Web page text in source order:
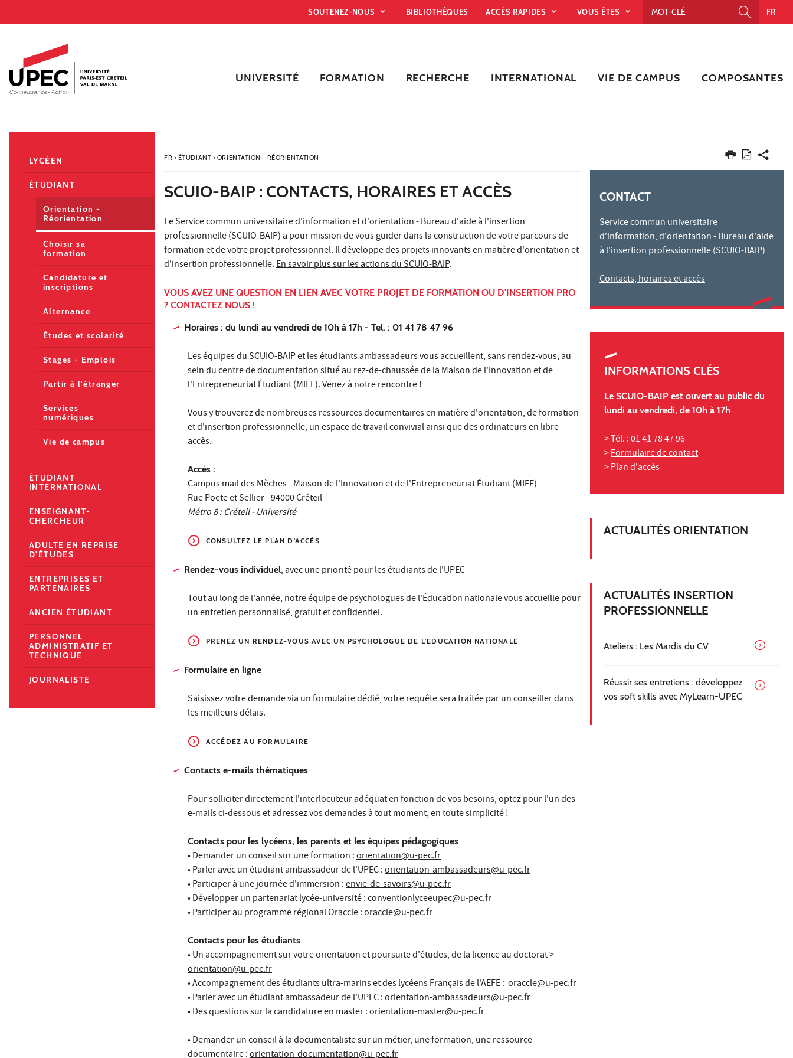
Accès directs
Recherche
Navigation secondaire
SOUTENEZ-NOUS BIBLIOTHÈQUES ACCÈS RAPIDES VOUS ÊTES FR
UNIVERSITÉ FORMATION RECHERCHE INTERNATIONAL VIE DE CAMPUS COMPOSANTES
FR › ÉTUDIANT › ORIENTATION - RÉORIENTATION
SCUIO-BAIP : CONTACTS, HORAIRES ET ACCÈS
Le Service commun universitaire d'information et d'orientation - Bureau d'aide à l'insertion
professionnelle (SCUIO-BAIP) a pour mission de vous guider dans la construction de votre parcours de
formation et de votre projet professionnel. Il développe des projets innovants en matière d'orientation et
d'insertion professionnelle.En savoir plus sur les actions du SCUIO-BAIP.
VOUS AVEZ UNE QUESTION EN LIEN AVEC VOTRE PROJET DE FORMATION OU D'INSERTION PRO
? CONTACTEZ NOUS !
Horaires : du lundi au vendredi de 10h à 17h - Tel. : 01 41 78 47 96
Les équipes du SCUIO-BAIP et les étudiants ambassadeurs vous accueillent, sans rendez-vous, au
sein du centre de documentation situé au rez-de-chaussée de laMaison de l'Innovation et de
l'Entrepreneuriat Étudiant (MIEE). Venez à notre rencontre !
Vous y trouverez de nombreuses ressources documentaires en matière d'orientation, de formation
et d'insertion professionnelle, un espace de travail convivial ainsi que des ordinateurs en libre
accès.
Accès :
Campus mail des Mèches - Maison de l'Innovation et de l'Entrepreneuriat Étudiant (MIEE)
Rue Poëte et Sellier - 94000 Créteil
Métro 8 : Créteil - Université
CONSULTEZ LE PLAN D'ACCÈS
Rendez-vous individuel, avec une priorité pour les étudiants de l'UPEC
Tout au long de l'année, notre équipe de psychologues de l'Éducation nationale vous accueille pour
un entretien personnalisé, gratuit et confidentiel.
PRENEZ UN RENDEZ-VOUS AVEC UN PSYCHOLOGUE DE L'EDUCATION NATIONALE
Formulaire en ligne
Saisissez votre demande via un formulaire dédié, votre requête sera traitée par un conseiller dans
les meilleurs délais.
ACCÉDEZ AU FORMULAIRE
Contacts e-mails thématiques
Pour solliciter directement l'interlocuteur adéquat en fonction de vos besoins, optez pour l'un des
e-mails ci-dessous et adressez vos demandes à tout moment, en toute simplicité !
Contacts pour les lycéens, les parents et les équipes pédagogiques
• Demander un conseil sur une formation :orientation@u-pec.fr
• Parler avec un étudiant ambassadeur de l'UPEC :orientation-ambassadeurs@u-pec.fr
• Participer à une journée d'immersion :envie-de-savoirs@u-pec.fr
• Développer un partenariat lycée-université :conventionlyceeupec@u-pec.fr
• Participer au programme régional Oraccle :oraccle@u-pec.fr
Contacts pour les étudiants
• Un accompagnement sur votre orientation et poursuite d'études, de la licence au doctorat >
orientation@u-pec.fr
• Accompagnement des étudiants ultra-marins et des lycéens Français de l'AEFE : oraccle@u-pec.fr
• Parler avec un étudiant ambassadeur de l'UPEC :orientation-ambassadeurs@u-pec.fr
• Des questions sur la candidature en master :orientation-master@u-pec.fr
• Demander un conseil à la documentaliste sur un métier, une formation, une ressource
documentaire :orientation-documentation@u-pec.fr
CONTACT
Service commun universitaire
d'information, d'orientation - Bureau d'aide
à l'insertion professionnelle (SCUIO-BAIP)
Contacts, horaires et accès
INFORMATIONS CLÉS
Le SCUIO-BAIP est ouvert au public du
lundi au vendredi, de 10h à 17h
> Tél. : 01 41 78 47 96
>Formulaire de contact
>Plan d'accès
ACTUALITÉS ORIENTATION
ACTUALITÉS INSERTION
PROFESSIONNELLE
Ateliers : Les Mardis du CV
Réussir ses entretiens : développez
vos soft skills avec MyLearn-UPEC
LYCÉEN
ÉTUDIANT
Orientation -
Réorientation
Choisir sa
formation
Candidature et
inscriptions
Alternance
Études et scolarité
Stages - Emplois
Partir à l'étranger
Services
numériques
Vie de campus
ÉTUDIANT
INTERNATIONAL
ENSEIGNANT-
CHERCHEUR
ADULTE EN REPRISE
D'ÉTUDES
ENTREPRISES ET
PARTENAIRES
ANCIEN ÉTUDIANT
PERSONNEL
ADMINISTRATIF ET
TECHNIQUE
JOURNALISTE